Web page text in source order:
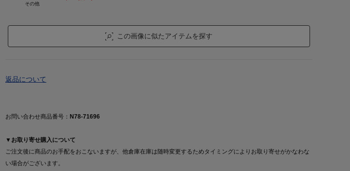
その他
この画像に似たアイテムを探す
返品について
お問い合わせ商品番号： N78-71696
▼お取り寄せ購入について
ご注文後に商品のお手配をおこないますが、他倉庫在庫は随時変更するためタイミングによりお取り寄せがかなわな
い場合がございます。